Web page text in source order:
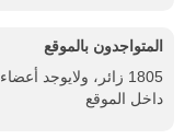
المتواجدون بالموقع
1805 زائر، ولايوجد أعضاء
داخل الموقع